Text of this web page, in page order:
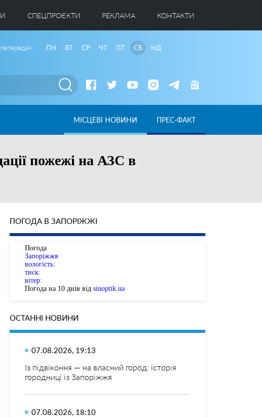
CПЕЦПРОЄКТИ РЕКЛАМА КОНТАКТИ
ПН ВТ СР ЧТ ПТ СБ НД
МІСЦЕВІ НОВИНИ ПРЕС-ФАКТ
пожежі на АЗС в
ПОГОДА В ЗАПОРІЖЖІ
Погода
Запоріжжя
вологість:
тиск:
вітер:
Погода на 10 днів від sinoptik.ua
ОСТАННІ НОВИНИ
07.08.2026, 19:13
Із підвіконня — на власний город: історія
городниці із Запоріжжя
07.08.2026, 18:10